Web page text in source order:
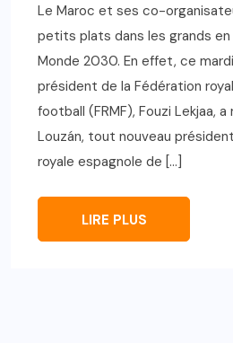
Le Maroc et ses co-
petits plats dans les grands en
Monde 2030. En effet, ce
président de la Fédération
football (FRMF), Fouzi Lekjaa,
Louzán, tout nouveau
royale espagnole de […]
LIRE PLUS